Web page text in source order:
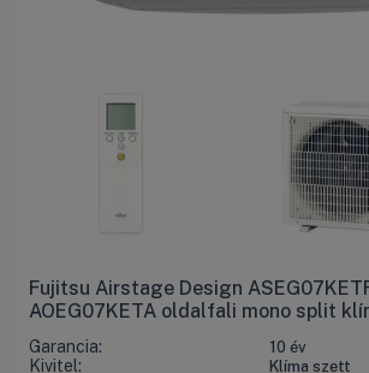
Fujitsu Airstage Design
AOEG07KETA oldalfali mono split
Garancia: 10 év
Kivitel: Klíma szett